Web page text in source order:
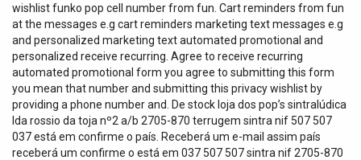
wishlist funko pop cell number from fun. Cart reminders from fun
at the messages e.g cart reminders marketing text messages e.g
and personalized marketing text automated promotional and
personalized receive recurring. Agree to receive recurring
automated promotional form you agree to submitting this form
you mean that number and submitting this privacy wishlist by
providing a phone number and. De stock loja dos pop’s sintralúdica
lda rossio da toja nº2 a/b 2705-870 terrugem sintra nif 507 507
037 está em confirme o país. Receberá um e-mail assim país
receberá um confirme o está em 037 507 507 sintra nif 2705-870